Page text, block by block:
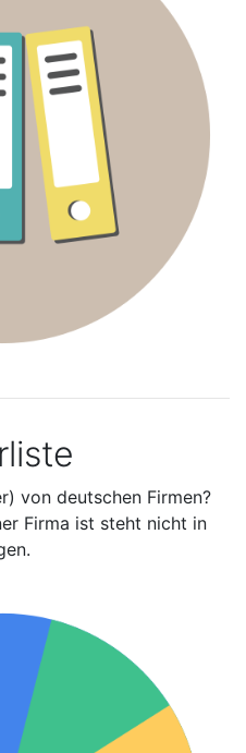
von deutschen Firmen?
Firma ist steht nicht in